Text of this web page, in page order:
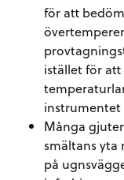
för att
istället för att
instrumentet
Många
smältans yta
på